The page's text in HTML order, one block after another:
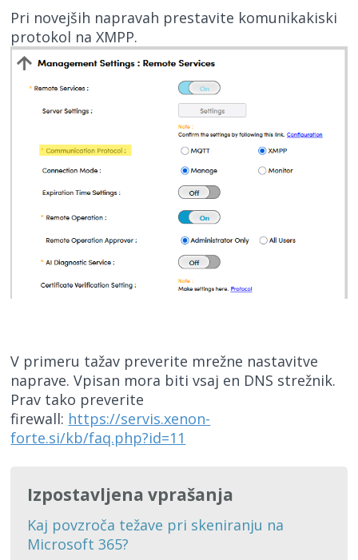
Pri novejših napravah prestavite komunikakiski
protokol na XMPP.
V primeru tažav preverite mrežne nastavitve
naprave. Vpisan mora biti vsaj en DNS strežnik.
Prav tako preverite
firewall: https://servis.xenon-
forte.si/kb/faq.php?id=11
Izpostavljena vprašanja
Kaj povzroča težave pri skeniranju na
Microsoft 365?